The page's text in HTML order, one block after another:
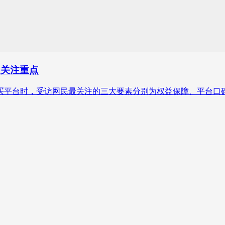
注重点
台时，受访网民最关注的三大要素分别为权益保障、平台口